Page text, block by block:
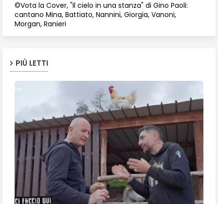
©Vota la Cover, "Il cielo in una stanza" di Gino Paoli:
cantano Mina, Battiato, Nannini, Giorgia, Vanoni,
Morgan, Ranieri
PIÙ LETTI